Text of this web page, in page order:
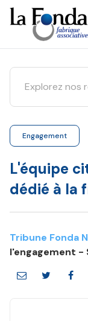
Aller
au
contenu
principal
Engagement
L'équipe
dédié à la
Tribune Fonda
l'engagement -